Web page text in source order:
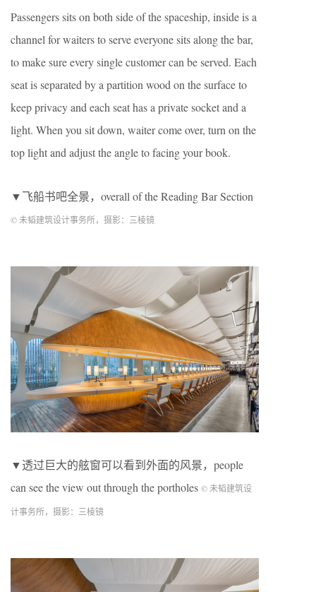
Passengers sits on both side of the spaceship, inside is a
channel for waiters to serve everyone sits along the bar,
to make sure every single customer can be served. Each
seat is separated by a partition wood on the surface to
keep privacy and each seat has a private socket and a
light. When you sit down, waiter come over, turn on the
top light and adjust the angle to facing your book.
▼飞船书吧全景，overall of the Reading Bar Section
© 未韬建筑设计事务所，摄影：三棱镜
▼透过巨大的舷窗可以看到外面的风景，people
can see the view out through the portholes © 未韬建筑设
计事务所，摄影：三棱镜